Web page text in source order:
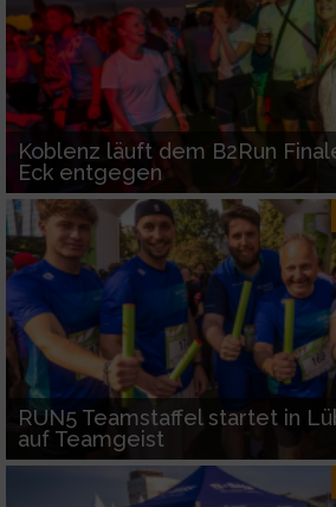
Koblenz läuft dem B2Run
Eck entgegen
RUN5 Teamstaffel startet in
auf Teamgeist